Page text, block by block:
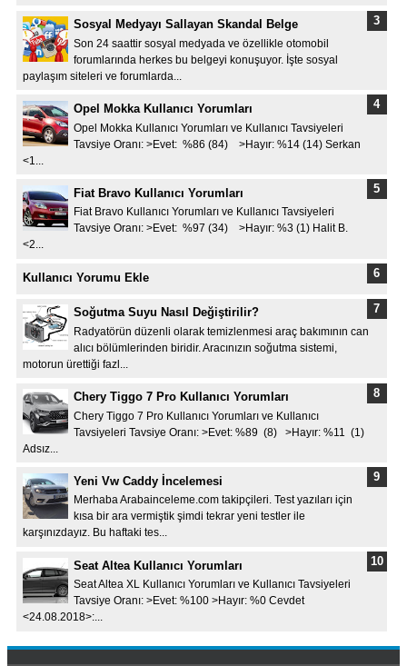
Sosyal Medyayı Sallayan Skandal Belge
Son 24 saattir sosyal medyada ve özellikle otomobil
forumlarında herkes bu belgeyi konuşuyor. İşte sosyal
paylaşım siteleri ve forumlarda...
Opel Mokka Kullanıcı Yorumları
Opel Mokka Kullanıcı Yorumları ve Kullanıcı Tavsiyeleri
Tavsiye Oranı: >Evet: %86 (84) >Hayır: %14 (14) Serkan
<1...
Fiat Bravo Kullanıcı Yorumları
Fiat Bravo Kullanıcı Yorumları ve Kullanıcı Tavsiyeleri
Tavsiye Oranı: >Evet: %97 (34) >Hayır: %3 (1) Halit B.
<2...
Kullanıcı Yorumu Ekle
Soğutma Suyu Nasıl Değiştirilir?
Radyatörün düzenli olarak temizlenmesi araç bakımının can
alıcı bölümlerinden biridir. Aracınızın soğutma sistemi,
motorun ürettiği fazl...
Chery Tiggo 7 Pro Kullanıcı Yorumları
Chery Tiggo 7 Pro Kullanıcı Yorumları ve Kullanıcı
Tavsiyeleri Tavsiye Oranı: >Evet: %89 (8) >Hayır: %11 (1)
Adsız...
Yeni Vw Caddy İncelemesi
Merhaba Arabainceleme.com takipçileri. Test yazıları için
kısa bir ara vermiştik şimdi tekrar yeni testler ile
karşınızdayız. Bu haftaki tes...
Seat Altea Kullanıcı Yorumları
Seat Altea XL Kullanıcı Yorumları ve Kullanıcı Tavsiyeleri
Tavsiye Oranı: >Evet: %100 >Hayır: %0 Cevdet
<24.08.2018>:...